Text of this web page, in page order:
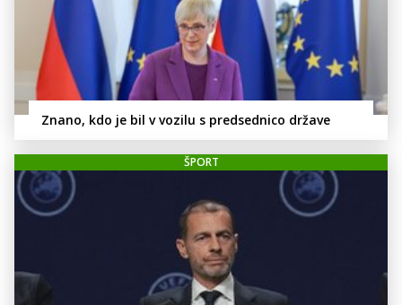
Znano, kdo je bil v vozilu s predsednico države
ŠPORT